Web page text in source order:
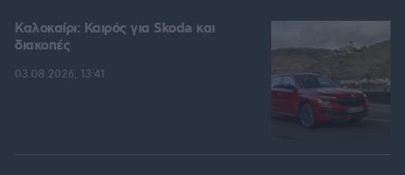
Καλοκαίρι: Καιρός για Skoda και
διακοπές
03.08.2026, 13:41